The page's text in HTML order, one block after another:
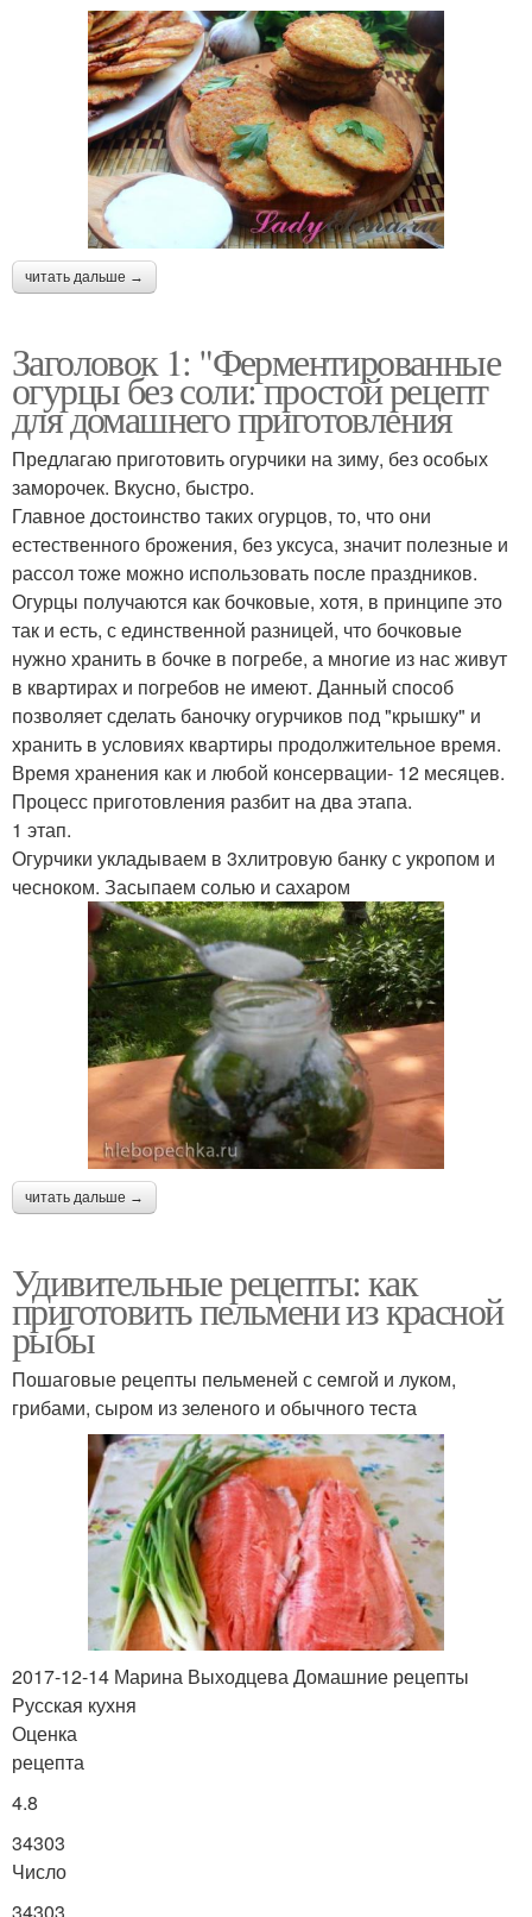
читать дальше →
Заголовок 1: "Ферментированные
огурцы без соли: простой рецепт
для домашнего приготовления
Предлагаю приготовить огурчики на зиму, без особых
заморочек. Вкусно, быстро.
Главное достоинство таких огурцов, то, что они
естественного брожения, без уксуса, значит полезные и
рассол тоже можно использовать после праздников.
Огурцы получаются как бочковые, хотя, в принципе это
так и есть, с единственной разницей, что бочковые
нужно хранить в бочке в погребе, а многие из нас живут
в квартирах и погребов не имеют. Данный способ
позволяет сделать баночку огурчиков под "крышку" и
хранить в условиях квартиры продолжительное время.
Время хранения как и любой консервации- 12 месяцев.
Процесс приготовления разбит на два этапа.
1 этап.
Огурчики укладываем в 3хлитровую банку с укропом и
чесноком. Засыпаем солью и сахаром
читать дальше →
Удивительные рецепты: как
приготовить пельмени из красной
рыбы
Пошаговые рецепты пельменей с семгой и луком,
грибами, сыром из зеленого и обычного теста
2017-12-14 Марина Выходцева Домашние рецепты
Русская кухня
Оценка
рецепта
4.8
34303
Число
34303